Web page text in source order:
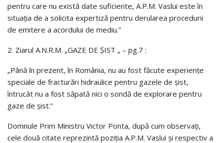
pentru care nu există date suficiente, A.P.M. Vaslui este în
situaţia de a solicita expertiză pentru derularea procedurii
de emitere a acordului de mediu.”
2. Ziarul A.N.R.M. „GAZE DE ŞIST „ – pg.7 :
„Până în prezent, în România, nu au fost făcute experienţe
speciale de fracturări hidraulice pentru gazele de şist,
întrucât nu a fost săpată nici o sondă de explorare pentru
gaze de şist.”
Domnule Prim Ministru Victor Ponta, după cum observaţi,
cele două citate reprezintă poziţia A.P.M. Vaslui şi respectiv a